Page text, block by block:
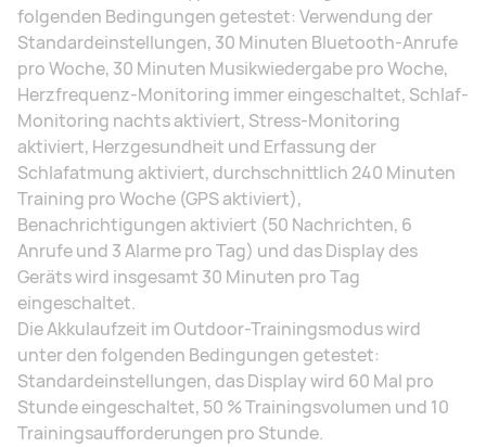
folgenden Bedingungen getestet: Verwendung der
Standardeinstellungen, 30 Minuten Bluetooth-Anrufe
pro Woche, 30 Minuten Musikwiedergabe pro Woche,
Herzfrequenz-Monitoring immer eingeschaltet, Schlaf-
Monitoring nachts aktiviert, Stress-Monitoring
aktiviert, Herzgesundheit und Erfassung der
Schlafatmung aktiviert, durchschnittlich 240 Minuten
Training pro Woche (GPS aktiviert),
Benachrichtigungen aktiviert (50 Nachrichten, 6
Anrufe und 3 Alarme pro Tag) und das Display des
Geräts wird insgesamt 30 Minuten pro Tag
eingeschaltet.
Die Akkulaufzeit im Outdoor-Trainingsmodus wird
unter den folgenden Bedingungen getestet:
Standardeinstellungen, das Display wird 60 Mal pro
Stunde eingeschaltet, 50 % Trainingsvolumen und 10
Trainingsaufforderungen pro Stunde.